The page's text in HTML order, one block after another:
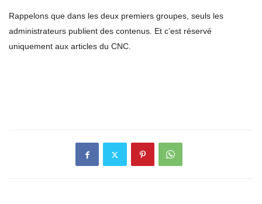
Rappelons que dans les deux premiers groupes, seuls les
administrateurs publient des contenus. Et c’est réservé
uniquement aux articles du CNC.